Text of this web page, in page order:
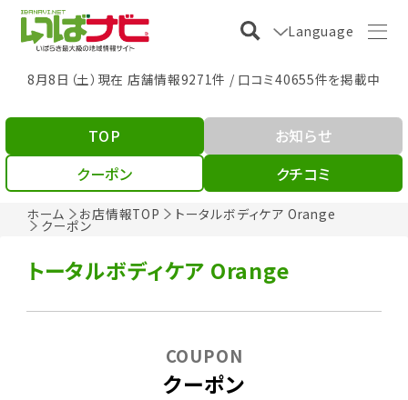
Language
8月8日（土）現在 店舗情報9271件 / 口コミ40655件を掲載中
ホーム お店情報TOP トータルボディケア Orange
クーポン
TOP
お知らせ
クーポン
クチコミ
トータルボディケア Orange
クーポン
COUPON